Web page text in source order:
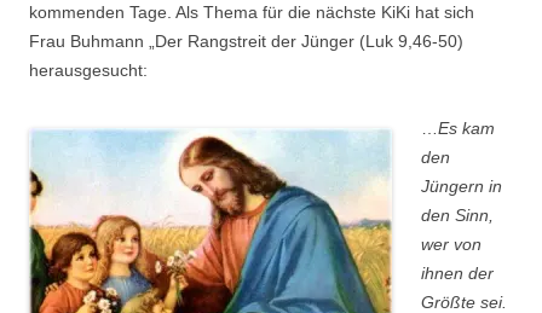
kommenden Tage. Als Thema für die nächste KiKi hat sich
Frau Buhmann „Der Rangstreit der Jünger (Luk 9,46-50)
herausgesucht:
Es kam
den
Jüngern in
den Sinn,
wer von
ihnen der
Größte sei.